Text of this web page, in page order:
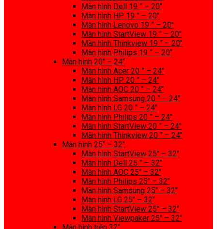
Màn hình Dell 19 ” – 20″
Màn hình HP 19 ” – 20″
Màn hình Lenovo 19 ” – 20″
Màn hình StartView 19 ” – 20″
Màn hình Thinkview 19 ” – 20″
Màn hình Philips 19 ” – 20″
Màn hình 20″ – 24″
Màn hình Acer 20 ” – 24″
Màn hình HP 20 ” – 24″
Màn hình AOC 20 ” – 24″
Màn hình Samsung 20 ” – 24″
Màn hình LG 20 ” – 24″
Màn hình Philips 20 ” – 24″
Màn hình StartView 20 ” – 24″
Màn hình Thinkview 20 ” – 24″
Màn hình 25″ – 32″
Màn hình StartView 25″ – 32″
Màn hình Dell 25 ” – 32″
Màn hình AOC 25″ – 32″
Màn hình Philips 25″ – 32″
Màn hình Samsung 25″ – 32″
Màn hình LG 25″ – 32″
Màn hình StartView 25″ – 32″
Màn hình Viewpaker 25″ – 32″